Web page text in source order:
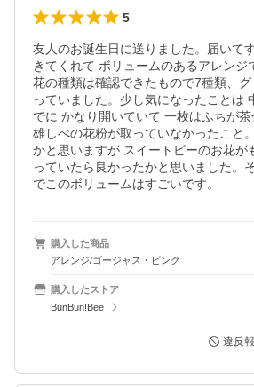
5
友人のお誕生日に送りました。届いて
きてくれて ボリュームのあるアレンジ
花の種類は確認できたもので7種類、
っていました。少し気になったことは
でに かなり開いていて 一枚はふちが
雄しべの花粉が取っていなかったこと
かと思いますが スイートピーのお花が
っていたら良かったかと思いました。
でこのボリュームはすごいです。
購入した商品
アレンジ/ゴージャス・ピンク
購入したストア
BunBun!Bee
違反